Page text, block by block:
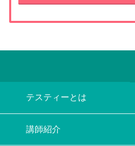
テスティーとは
講師紹介